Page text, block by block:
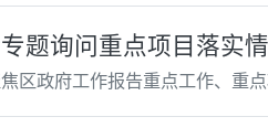
题询问重点项目落实
区政府工作报告重点工作、重点